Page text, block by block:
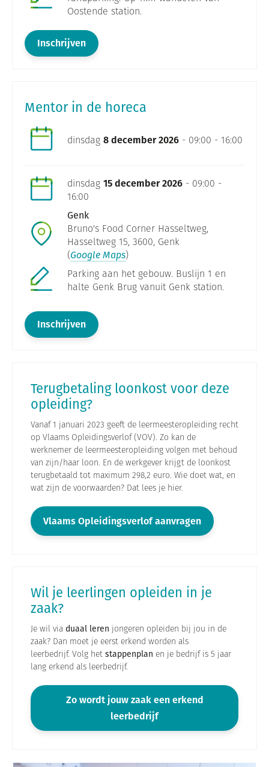
Oostende station.
Inschrijven
Mentor in de horeca
dinsdag 8 december 2026 - 09:00 - 16:00
dinsdag 15 december 2026 - 09:00 -
16:00
Genk
Bruno's Food Corner Hasseltweg,
Hasseltweg 15, 3600, Genk
(Google Maps)
Parking aan het gebouw. Buslijn 1 en
halte Genk Brug vanuit Genk station.
Inschrijven
Terugbetaling loonkost voor deze
opleiding?
Vanaf 1 januari 2023 geeft de leermeesteropleiding recht
op Vlaams Opleidingsverlof (VOV). Zo kan de
werknemer de leermeesteropleiding volgen met behoud
van zijn/haar loon. En de werkgever krijgt de loonkost
terugbetaald tot maximum 298,2 euro. Wie doet wat, en
wat zijn de voorwaarden? Dat lees je hier.
Vlaams Opleidingsverlof aanvragen
Wil je leerlingen opleiden in je
zaak?
Je wil via duaal leren jongeren opleiden bij jou in de
zaak? Dan moet je eerst erkend worden als
leerbedrijf. Volg het stappenplan en je bedrijf is 5 jaar
lang erkend als leerbedrijf.
Zo wordt jouw zaak een erkend
leerbedrijf